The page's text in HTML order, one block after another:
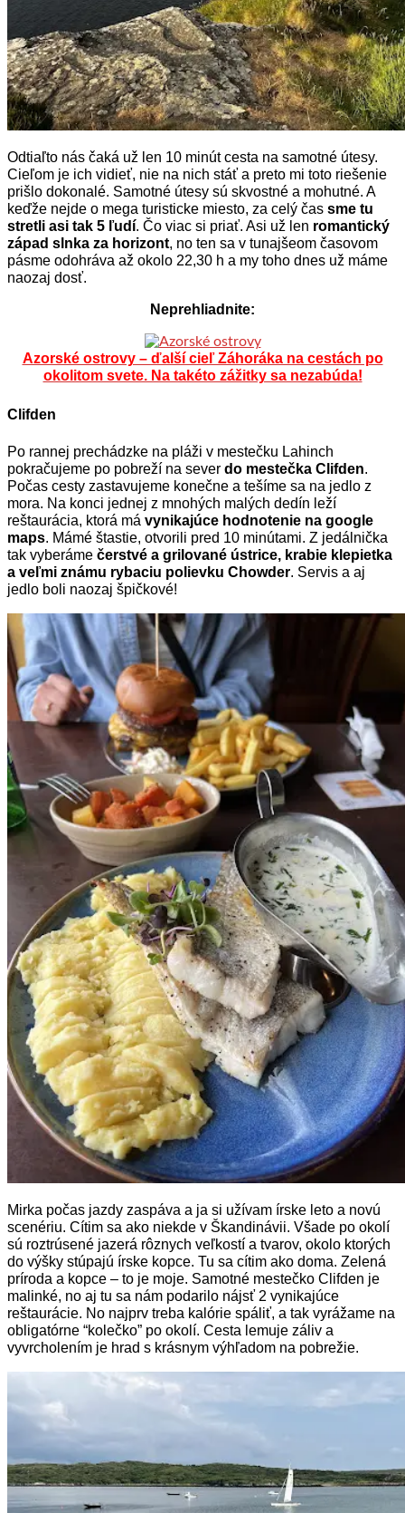
Odtiaľto nás čaká už len 10 minút cesta na samotné útesy.
Cieľom je ich vidieť, nie na nich stáť a preto mi toto riešenie
prišlo dokonalé. Samotné útesy sú skvostné a mohutné. A
keďže nejde o mega turisticke miesto, za celý čas sme tu
stretli asi tak 5 ľudí. Čo viac si priať. Asi už len romantický
západ slnka za horizont, no ten sa v tunajšeom časovom
pásme odohráva až okolo 22,30 h a my toho dnes už máme
naozaj dosť.
Neprehliadnite:
Azorské ostrovy – ďalší cieľ Záhoráka na cestách po
okolitom svete. Na takéto zážitky sa nezabúda!
Clifden
Po rannej prechádzke na pláži v mestečku Lahinch
pokračujeme po pobreží na sever do mestečka Clifden.
Počas cesty zastavujeme konečne a tešíme sa na jedlo z
mora. Na konci jednej z mnohých malých dedín leží
reštaurácia, ktorá má vynikajúce hodnotenie na google
maps. Mámé štastie, otvorili pred 10 minútami. Z jedálnička
tak vyberáme čerstvé a grilované ústrice, krabie klepietka
a veľmi známu rybaciu polievku Chowder. Servis a aj
jedlo boli naozaj špičkové!
Mirka počas jazdy zaspáva a ja si užívam írske leto a novú
scenériu. Cítim sa ako niekde v Škandinávii. Všade po okolí
sú roztrúsené jazerá rôznych veľkostí a tvarov, okolo ktorých
do výšky stúpajú írske kopce. Tu sa cítim ako doma. Zelená
príroda a kopce – to je moje. Samotné mestečko Clifden je
malinké, no aj tu sa nám podarilo nájsť 2 vynikajúce
reštaurácie. No najprv treba kalórie spáliť, a tak vyrážame na
obligatórne “kolečko” po okolí. Cesta lemuje záliv a
vyvrcholením je hrad s krásnym výhľadom na pobrežie.